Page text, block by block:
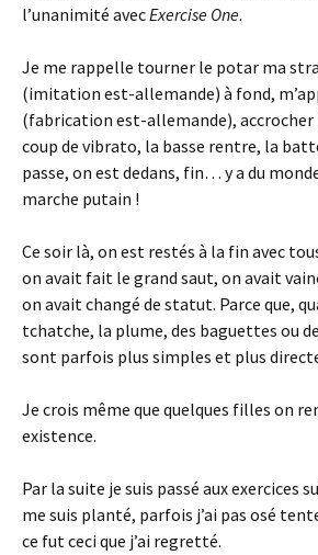
l’unanimité avecExercise One.
Je me rappelle tourner le potar ma
(imitation est-allemande) à fond,
(fabrication est-allemande), accrocher
coup de vibrato, la basse rentre, la
passe, on est dedans, fin… y a du
marche putain !
Ce soir là, on est restés à la fin avec
on avait fait le grand saut, on avait
on avait changé de statut. Parce que,
tchatche, la plume, des baguettes ou
sont parfois plus simples et plus
Je crois même que quelques filles on
existence.
Par la suite je suis passé aux exercices
me suis planté, parfois j’ai pas osé
ce fut ceci que j’ai regretté.